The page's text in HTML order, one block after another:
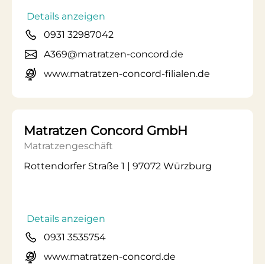
Details anzeigen
0931 32987042
A369@matratzen-concord.de
www.matratzen-concord-filialen.de
Matratzen Concord GmbH
Matratzengeschäft
Rottendorfer Straße 1 | 97072 Würzburg
Details anzeigen
0931 3535754
www.matratzen-concord.de